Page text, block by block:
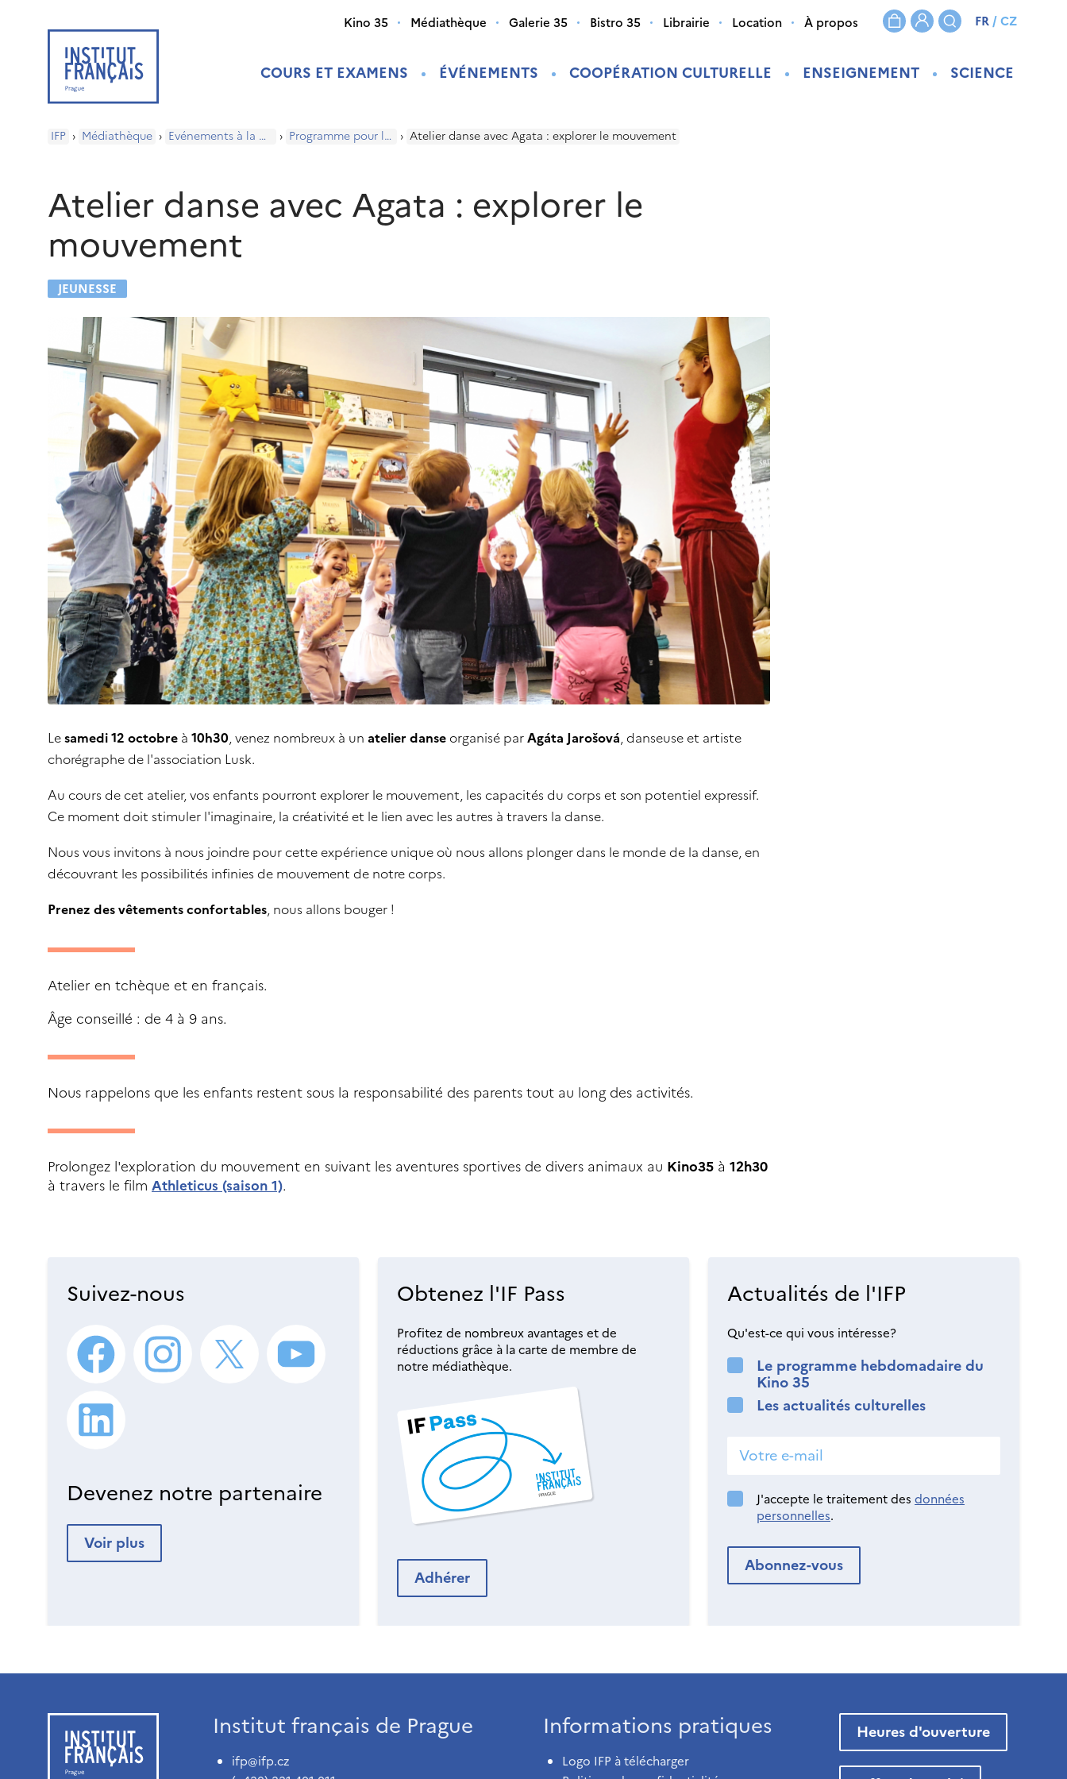
COURS ET EXAMENS ÉVÉNEMENTS COOPÉRATION CULTURELLE ENSEIGNEMENT SCIENCE
Kino 35 Médiathèque Galerie 35 Bistro 35 Librairie Location À propos FR/CZ
IFP › Médiathèque › Evénements à la médiathèque › Programme pour les enfants › Atelier danse avec Agata : explorer le mouvement
Atelier danse avec Agata : explorer le
mouvement
JEUNESSE
Lesamedi 12 octobre à 10h30, venez nombreux à un atelier danse organisé parAgáta Jarošová, danseuse et artiste
chorégraphe de l'association Lusk.
Au cours de cet atelier, vos enfants pourront explorer le mouvement, les capacités du corps et son potentiel expressif.
Ce moment doit stimuler l'imaginaire, la créativité et le lien avec les autres à travers la danse.
Nous vous invitons à nous joindre pour cette expérience unique où nous allons plonger dans le monde de la danse, en
découvrant les possibilités infinies de mouvement de notre corps.
Prenez des vêtements confortables, nous allons bouger !
Atelier en tchèque et en français.
Âge conseillé : de 4 à 9 ans.
Nous rappelons que les enfants restent sous la responsabilité des parents tout au long des activités.
Prolongez l'exploration du mouvement en suivant les aventures sportives de divers animaux au Kino35 à 12h30
à travers le film Athleticus (saison 1).
Suivez-nous
Devenez notre partenaire
Voir plus
Obtenez l'IF Pass
Profitez de nombreux avantages et de
réductions grâce à la carte de membre de
notre médiathèque.
Adhérer
Actualités de l'IFP
Qu'est-ce qui vous intéresse?
Le programme hebdomadaire du
Kino 35
Les actualités culturelles
J'accepte le traitement des données
personnelles.
Institut français de Prague
ifp@ifp.cz
Informations pratiques
Logo IFP à télécharger
Heures d'ouverture